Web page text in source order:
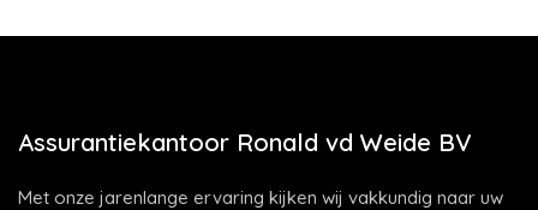
Assurantiekantoor Ronald vd Weide BV
Met onze jarenlange ervaring kijken wij vakkundig naar uw